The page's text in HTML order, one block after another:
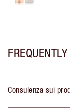
Consulenza sui